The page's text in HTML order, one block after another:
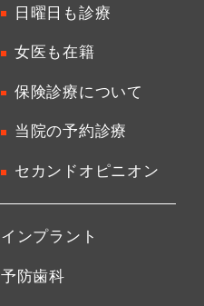
日曜日も診療
女医も在籍
保険診療について
当院の予約診療
セカンドオピニオン
インプラント
予防歯科